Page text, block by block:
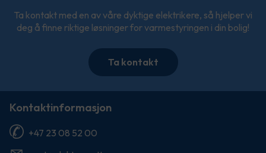
Ta kontakt med en av våre dyktige elektrikere, så hjelper vi
deg å finne riktige løsninger for varmestyringen i din bolig!
Ta kontakt
Kontaktinformasjon
+47 23 08 52 00